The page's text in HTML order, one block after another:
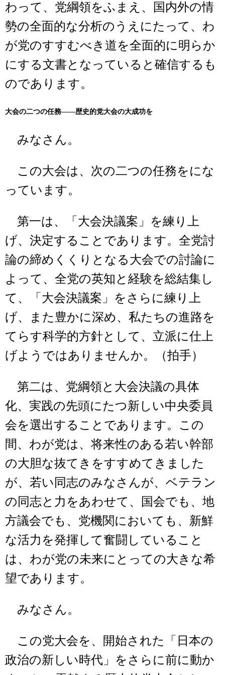
わって、党綱領をふまえ、国内外の情
勢の全面的な分析のうえにたって、わ
が党のすすむべき道を全面的に明らか
にする文書となっていると確信するも
のであります。
大会の二つの任務――歴史的党大会の大成功を
みなさん。
この大会は、次の二つの任務をにな
っています。
第一は、「大会決議案」を練り上
げ、決定することであります。全党討
論の締めくくりとなる大会での討論に
よって、全党の英知と経験を総結集し
て、「大会決議案」をさらに練り上
げ、また豊かに深め、私たちの進路を
てらす科学的方針として、立派に仕上
げようではありませんか。（拍手）
第二は、党綱領と大会決議の具体
化、実践の先頭にたつ新しい中央委員
会を選出することであります。この
間、わが党は、将来性のある若い幹部
の大胆な抜てきをすすめてきました
が、若い同志のみなさんが、ベテラン
の同志と力をあわせて、国会でも、地
方議会でも、党機関においても、新鮮
な活力を発揮して奮闘していること
は、わが党の未来にとっての大きな希
望であります。
みなさん。
この党大会を、開始された「日本の
政治の新しい時代」をさらに前に動か